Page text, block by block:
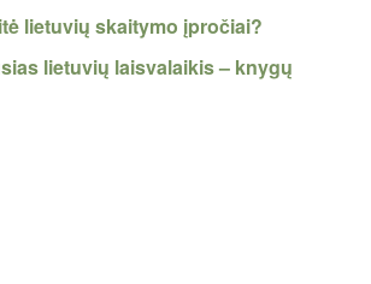
lietuvių skaitymo įpročiai?
lietuvių laisvalaikis – knygų